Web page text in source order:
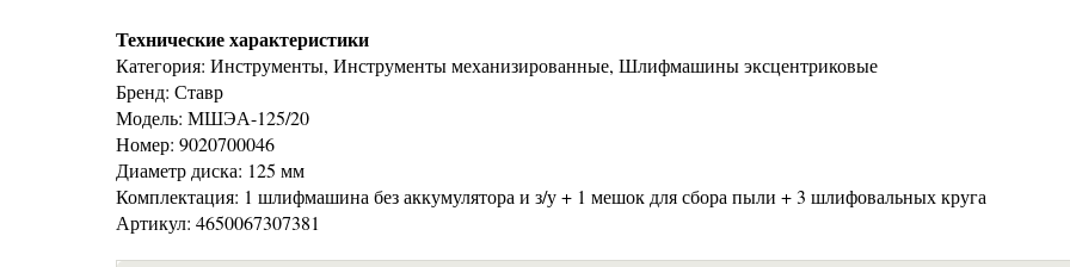
Технические характеристики
Категория: Инструменты, Инструменты механизированные, Шлифмашины эксцентриковые
Бренд: Ставр
Модель: МШЭА-125/20
Номер: 9020700046
Диаметр диска: 125 мм
Комплектация: 1 шлифмашина без аккумулятора и з/у + 1 мешок для сбора пыли + 3 шлифовальных круга
Артикул: 4650067307381